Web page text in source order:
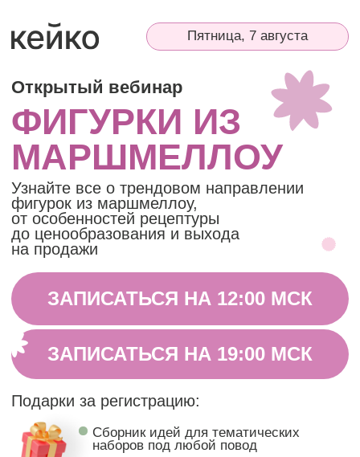
Пятница, 7 августа
ФИГУРКИ ИЗ
МАРШМЕЛЛОУ
Сборник идей для тематических
Подарки за регистрацию:
Узнайте все о трендовом направлении
фигурок из маршмеллоу,
от особенностей рецептуры
до ценообразования и выхода
ЗАПИСАТЬСЯ НА 12:00 МСК
ЗАПИСАТЬСЯ НА 19:00 МСК